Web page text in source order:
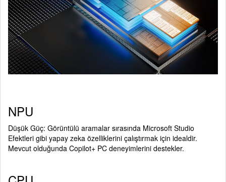
NPU
Düşük Güç: Görüntülü aramalar sırasında Microsoft Studio
Efektleri gibi yapay zeka özelliklerini çalıştırmak için idealdir.
Mevcut olduğunda Copilot+ PC deneyimlerini destekler.